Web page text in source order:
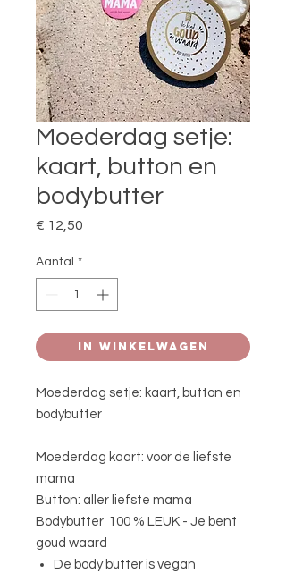
Moederdag setje:
kaart, button en
bodybutter
€ 12,50
Aantal *
In winkelwagen
Moederdag setje: kaart, button en
bodybutter
Moederdag kaart: voor de liefste
mama
Button: aller liefste mama
Bodybutter 100 % LEUK - Je bent
goud waard
De body butter is vegan